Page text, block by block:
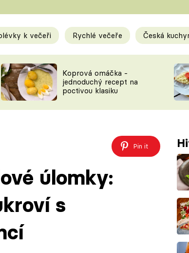
Tipy a triky
KAM ZA JÍDLEM
VYCHYTÁVKY
ČASOPIS
k večeři Rychlé večeře Česká
Koprová omáčka -
jednoduchý recept na
poctivou klasiku
Pin it
úlomky:
s